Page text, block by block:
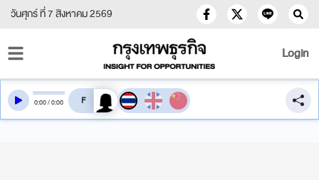
วันศุกร์ ที่ 7 สิงหาคม 2569
Login
0:00/0:00 สลับเสียงอ่าน